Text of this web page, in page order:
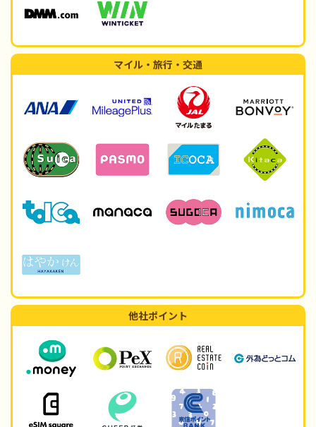
マイル・旅行・交通
他社ポイント